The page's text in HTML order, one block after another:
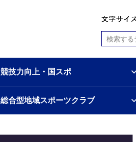
競技力向上・国スポ
総合型地域スポーツクラブ